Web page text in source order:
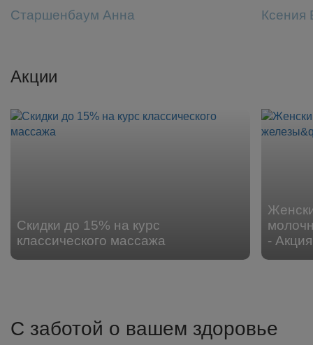
Старшенбаум Анна Ксения
Акции
Скидки до 15% на курс
классического массажа
- Акция
С заботой о вашем здоровье